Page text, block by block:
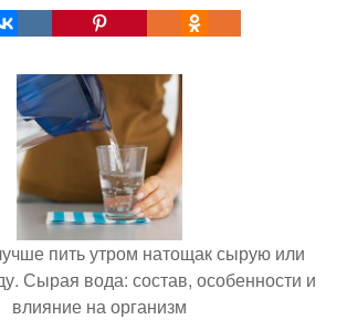
пить утром натощак сырую или
Сырая вода: состав, особенности и
влияние на организм